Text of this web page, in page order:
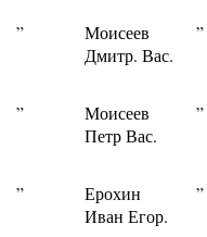
”
Моисеев
Дмитр. Вас.
”
”
Моисеев
Петр Вас.
”
”
Ерохин
Иван Егор.
”